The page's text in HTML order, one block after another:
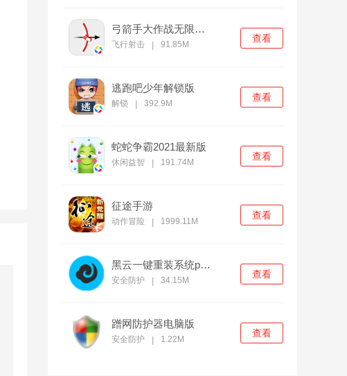
弓箭手大作战无限金币版
飞行射击 91.85M
查看
逃跑吧少年解锁版
解锁 392.9M
查看
蛇蛇争霸2021最新版
休闲益智 191.74M
查看
征途手游
动作冒险 1999.11M
查看
黑云一键重装系统pc官方版
安全防护 34.15M
查看
蹭网防护器电脑版
安全防护 1.22M
查看